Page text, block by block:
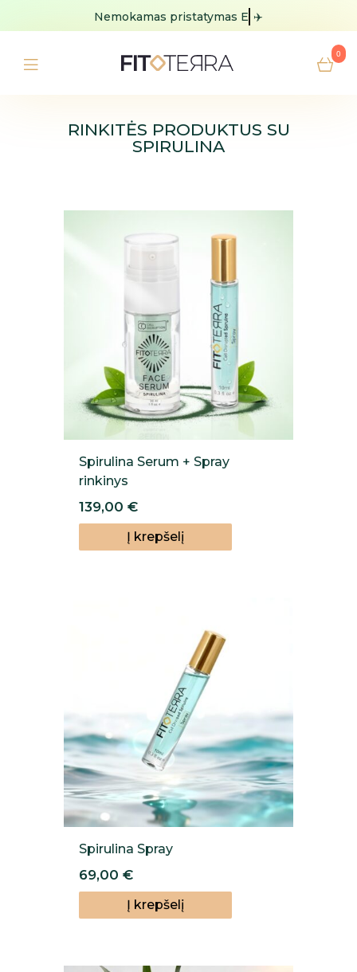
Nemokamas pristatymas Europoje
0
RINKITĖS PRODUKTUS SU
SPIRULINA
Spirulina Serum + Spray
rinkinys
139,00€
Į krepšelį
Spirulina Spray
69,00€
Į krepšelį